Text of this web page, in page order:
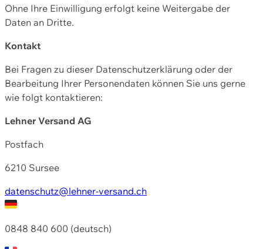
Ohne Ihre Einwilligung erfolgt keine Weitergabe der
Daten an Dritte.
Kontakt
Bei Fragen zu dieser Datenschutzerklärung oder der
Bearbeitung Ihrer Personendaten können Sie uns gerne
wie folgt kontaktieren:
Lehner Versand AG
Postfach
6210 Sursee
datenschutz@lehner-versand.ch
0848 840 600 (deutsch)